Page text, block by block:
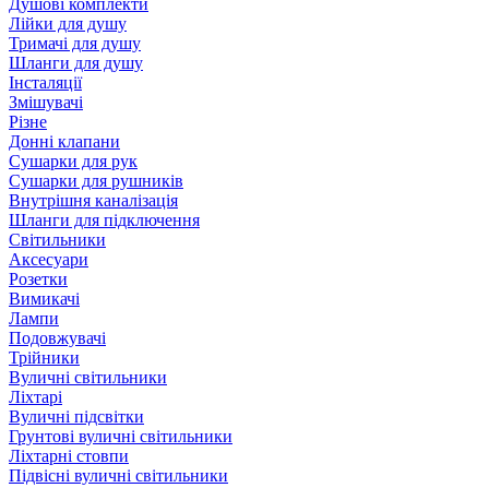
Душові комплекти
Лійки для душу
Тримачі для душу
Шланги для душу
Інсталяції
Змішувачі
Різне
Донні клапани
Сушарки для рук
Сушарки для рушників
Внутрішня каналізація
Шланги для підключення
Світильники
Аксесуари
Розетки
Вимикачі
Лампи
Подовжувачі
Трійники
Вуличні світильники
Ліхтарі
Вуличні підсвітки
Грунтові вуличні світильники
Ліхтарні стовпи
Підвісні вуличні світильники